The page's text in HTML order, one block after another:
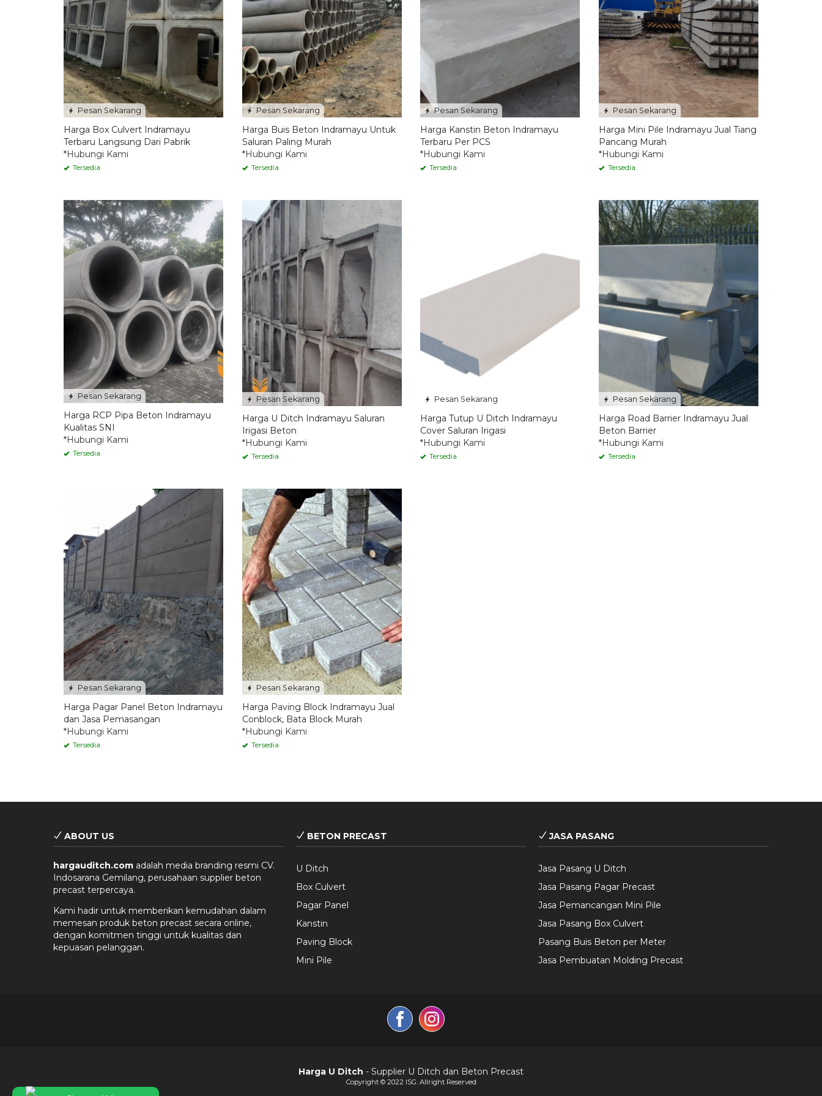
Pesan Sekarang
Harga Box Culvert Indramayu
Terbaru Langsung Dari Pabrik
*Hubungi Kami
Tersedia
Pesan Sekarang
Harga Buis Beton Indramayu Untuk
Saluran Paling Murah
*Hubungi Kami
Tersedia
Pesan Sekarang
Harga Kanstin Beton Indramayu
Terbaru Per PCS
*Hubungi Kami
Tersedia
Pesan Sekarang
Harga Mini Pile Indramayu Jual Tiang
Pancang Murah
*Hubungi Kami
Tersedia
Pesan Sekarang
Harga RCP Pipa Beton Indramayu
Kualitas SNI
*Hubungi Kami
Tersedia
Pesan Sekarang
Harga U Ditch Indramayu Saluran
Irigasi Beton
*Hubungi Kami
Tersedia
Pesan Sekarang
Harga Tutup U Ditch Indramayu
Cover Saluran Irigasi
*Hubungi Kami
Tersedia
Pesan Sekarang
Harga Road Barrier Indramayu Jual
Beton Barrier
*Hubungi Kami
Tersedia
Pesan Sekarang
Harga Pagar Panel Beton Indramayu
dan Jasa Pemasangan
*Hubungi Kami
Tersedia
Pesan Sekarang
Harga Paving Block Indramayu Jual
Conblock, Bata Block Murah
*Hubungi Kami
Tersedia
ABOUT US
hargauditch.com adalah media branding resmi CV.
Indosarana Gemilang, perusahaan supplier beton
precast terpercaya.
Kami hadir untuk memberikan kemudahan dalam
memesan produk beton precast secara online,
dengan komitmen tinggi untuk kualitas dan
kepuasan pelanggan.
BETON PRECAST
U Ditch
Box Culvert
Pagar Panel
Kanstin
Paving Block
Mini Pile
JASA PASANG
Jasa Pasang U Ditch
Jasa Pasang Pagar Precast
Jasa Pemancangan Mini Pile
Jasa Pasang Box Culvert
Pasang Buis Beton per Meter
Jasa Pembuatan Molding Precast
Harga U Ditch - Supplier U Ditch dan Beton Precast
Copyright © 2022 ISG. Allright Reserved